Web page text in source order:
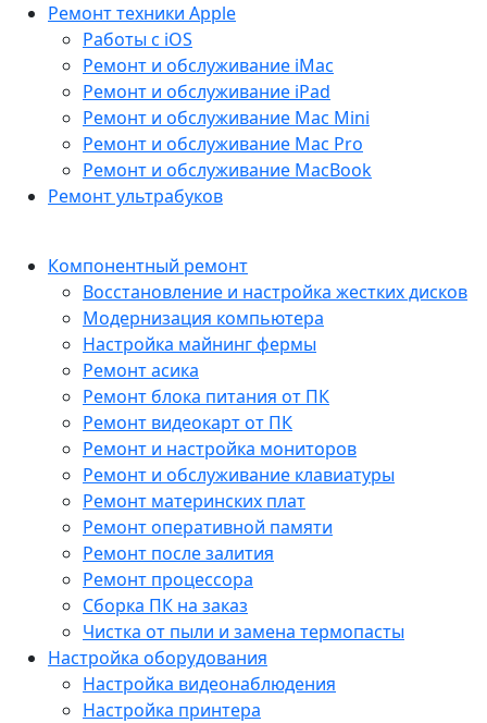
Ремонт техники Apple
Работы с iOS
Ремонт и обслуживание iMac
Ремонт и обслуживание iPad
Ремонт и обслуживание Mac Mini
Ремонт и обслуживание Mac Pro
Ремонт и обслуживание MacBook
Ремонт ультрабуков
Компонентный ремонт
Восстановление и настройка жестких дисков
Модернизация компьютера
Настройка майнинг фермы
Ремонт асика
Ремонт блока питания от ПК
Ремонт видеокарт от ПК
Ремонт и настройка мониторов
Ремонт и обслуживание клавиатуры
Ремонт материнских плат
Ремонт оперативной памяти
Ремонт после залития
Ремонт процессора
Сборка ПК на заказ
Чистка от пыли и замена термопасты
Настройка оборудования
Настройка видеонаблюдения
Настройка принтера